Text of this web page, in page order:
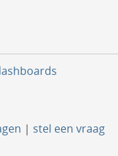
| stel een vraag